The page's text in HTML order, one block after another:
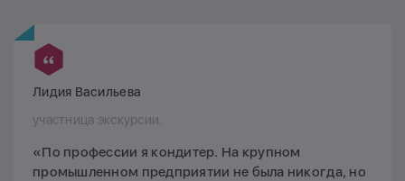
Лидия Васильева
участница экскурсии.
«По профессии я кондитер. На крупном
промышленном предприятии не была никогда, но